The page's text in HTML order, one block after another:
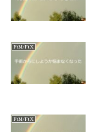
FtM/FtX
FtM/FtX